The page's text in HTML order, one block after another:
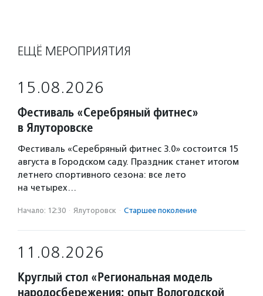
ЕЩЁ МЕРОПРИЯТИЯ
15.08.2026
Фестиваль «Серебряный фитнес»
в Ялуторовске
Фестиваль «Серебряный фитнес 3.0» состоится 15
августа в Городском саду. Праздник станет итогом
летнего спортивного сезона: все лето
на четырех…
Начало: 12:30 · Ялуторовск · Старшее поколение
11.08.2026
Круглый стол «Региональная модель
народосбережения: опыт Вологодской